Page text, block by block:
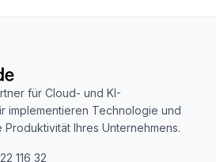
für Cloud- und KI-
implementieren Technologie und
Ihres Unternehmens.
116 32